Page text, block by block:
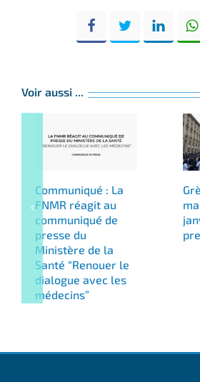
Voir aussi ...
Communiqué : La
FNMR réagit au
communiqué de
presse du
Ministère de la
Santé “Renouer le
dialogue avec les
médecins”